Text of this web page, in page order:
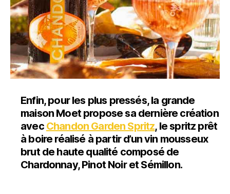
Enfin, pour les plus pressés, la grande
maison Moet propose sa dernière création
avec Chandon Garden Spritz, le spritz prêt
à boire réalisé à partir d’un vin mousseux
brut de haute qualité composé de
Chardonnay, Pinot Noir et Sémillon.